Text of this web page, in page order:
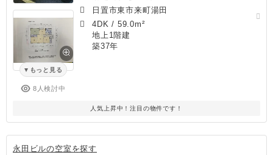
もっと見る
8人検討中
日置市東市来町湯田
4DK / 59.0m²
地上1階建
築37年
人気上昇中！注目の物件です！
永田ビルの空室を探す